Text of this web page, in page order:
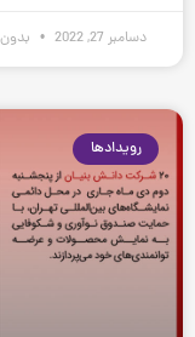
دسامبر 27, 2022
رویدادها